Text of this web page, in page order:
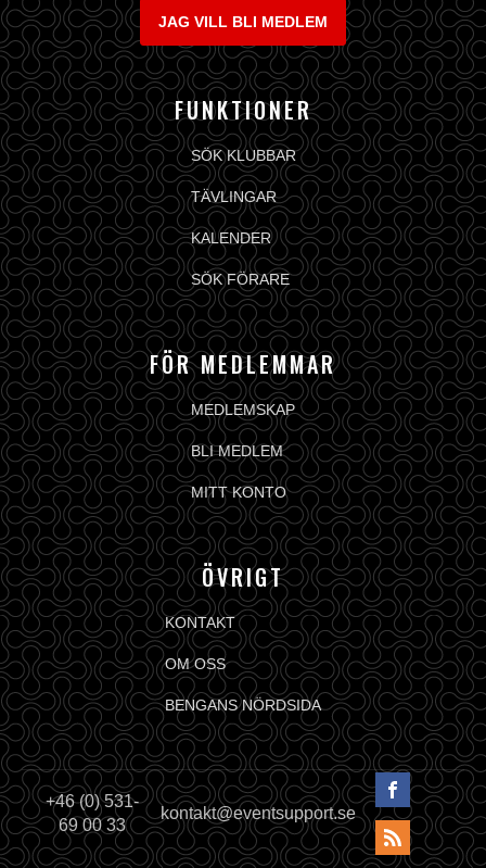
JAG VILL BLI MEDLEM
FUNKTIONER
SÖK KLUBBAR
TÄVLINGAR
KALENDER
SÖK FÖRARE
FÖR MEDLEMMAR
MEDLEMSKAP
BLI MEDLEM
MITT KONTO
ÖVRIGT
KONTAKT
OM OSS
BENGANS NÖRDSIDA
+46 (0) 531-
69 00 33
kontakt@eventsupport.se